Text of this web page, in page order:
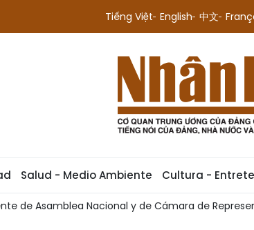
Tiếng Việt English 中文
Salud - Medio Ambiente Cultura -
Tailandia Vietnam y Australia avanzan